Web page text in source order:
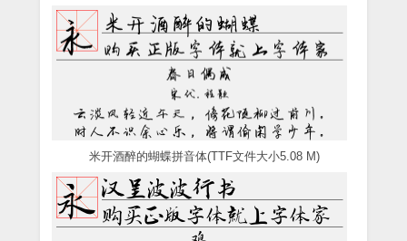
米开酒醉的蝴蝶拼音体(TTF文件大小5.08 M)